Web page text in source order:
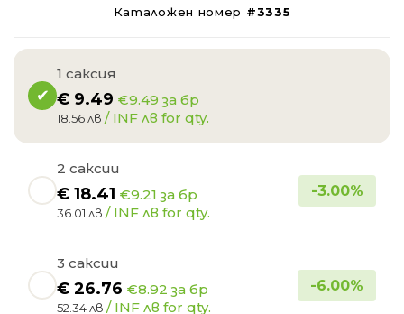
Каталожен номер #3335
1 саксия
€ 9.49 €9.49 за бр
18.56 лв / INF лв for qty.
2 саксии
€ 18.41 €9.21 за бр
36.01 лв / INF лв for qty.
-3.00%
3 саксии
€ 26.76 €8.92 за бр
52.34 лв / INF лв for qty.
-6.00%